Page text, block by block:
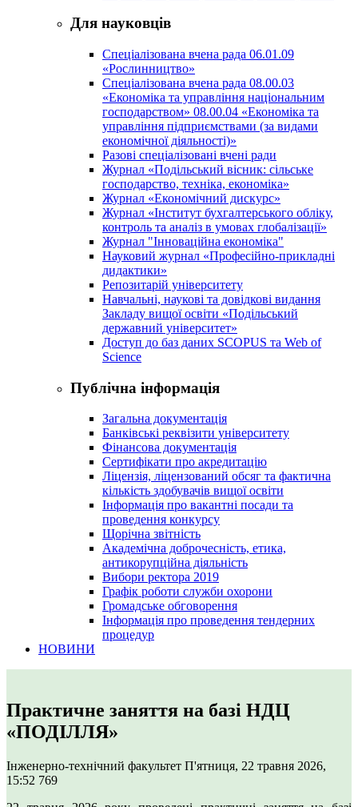
Для науковців
Спеціалізована вчена рада 06.01.09
«Рослинництво»
Спеціалізована вчена рада 08.00.03
«Економіка та управління національним
господарством» 08.00.04 «Економіка та
управління підприємствами (за видами
економічної діяльності)»
Разові спеціалізовані вчені ради
Журнал «Подільський вісник: сільське
господарство, техніка, економіка»
Журнал «Економічний дискурс»
Журнал «Інститут бухгалтерського обліку,
контроль та аналіз в умовах глобалізації»
Журнал "Інноваційна економіка"
Науковий журнал «Професійно-прикладні
дидактики»
Репозитарій університету
Навчальні, наукові та довідкові видання
Закладу вищої освіти «Подільський
державний університет»
Доступ до баз даних SCOPUS та Web of
Science
Публічна інформація
Загальна документація
Банківські реквізити університету
Фінансова документація
Сертифікати про акредитацію
Ліцензія, ліцензований обсяг та фактична
кількість здобувачів вищої освіти
Інформація про вакантні посади та
проведення конкурсу
Щорічна звітність
Академічна доброчесність, етика,
антикорупційна діяльність
Вибори ректора 2019
Графік роботи служби охорони
Громадське обговорення
Інформація про проведення тендерних
процедур
НОВИНИ
Практичне заняття на базі НДЦ
«ПОДІЛЛЯ»
Інженерно-технічний факультет П'ятниця, 22 травня 2026,
15:52 769